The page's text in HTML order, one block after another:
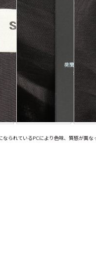
られているPCにより色味、質感が異な